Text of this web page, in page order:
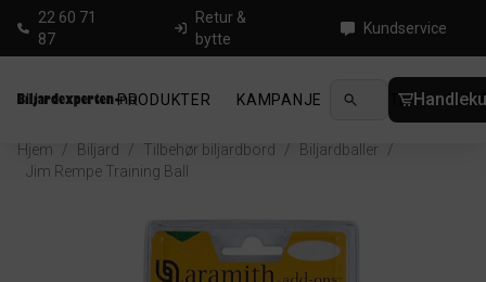
22 60 71
87
Retur &
bytte
Kundservice
PRODUKTER KAMPANJE NYHETER
Hjem / Biljard / Tilbehør biljardbord / Biljardballer
/
Jim Rempe Training Ball